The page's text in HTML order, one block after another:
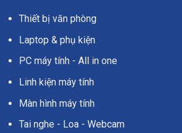
Thiết bị văn phòng
Laptop & phụ kiện
PC máy tính - All in one
Linh kiện máy tính
Màn hình máy tính
Tai nghe - Loa - Webcam